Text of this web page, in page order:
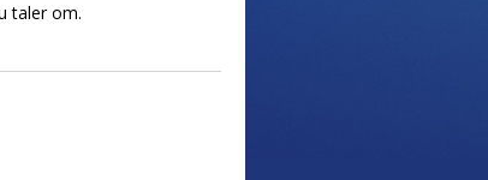
taler om.